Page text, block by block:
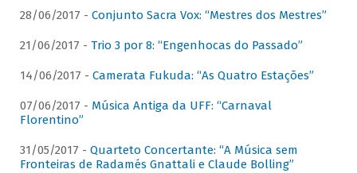
28/06/2017 - Conjunto Sacra Vox: “Mestres dos Mestres”
21/06/2017 - Trio 3 por 8: “Engenhocas do Passado”
14/06/2017 - Camerata Fukuda: “As Quatro Estações”
07/06/2017 - Música Antiga da UFF: “Carnaval
Florentino”
31/05/2017 - Quarteto Concertante: “A Música sem
Fronteiras de Radamés Gnattali e Claude Bolling”